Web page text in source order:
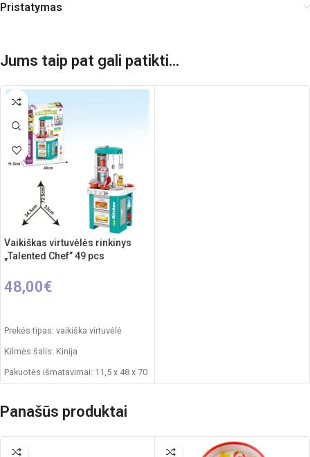
Pristatymas
Jums taip pat gali patikti…
Vaikiškas virtuvėlės rinkinys
„Talented Chef” 49 pcs
48,00€
Prekės tipas: vaikiška virtuvėlė
Kilmės šalis: Kinija
Pakuotės išmatavimai: 11,5 x 48 x 70
cm
Virtuvėlės išmatavimai: 33 x 34,5 x
Panašūs produktai